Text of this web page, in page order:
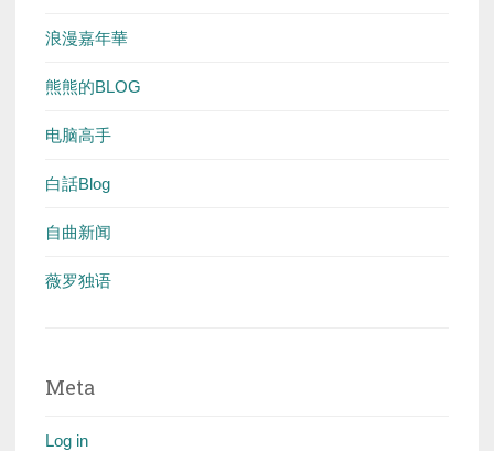
浪漫嘉年華
熊熊的BLOG
电脑高手
白話Blog
自曲新闻
薇罗独语
Meta
Log in